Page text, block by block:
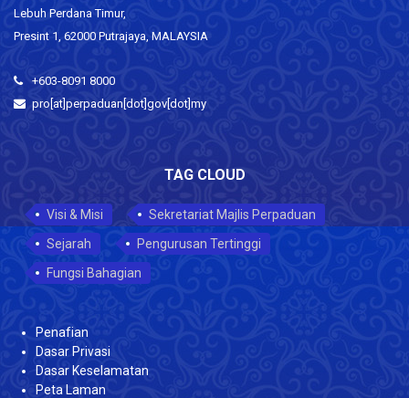
Lebuh Perdana Timur,
Presint 1, 62000 Putrajaya, MALAYSIA
+603-8091 8000
pro[at]perpaduan[dot]gov[dot]my
TAG CLOUD
Visi & Misi
Sekretariat Majlis Perpaduan
Sejarah
Pengurusan Tertinggi
Fungsi Bahagian
Penafian
Dasar Privasi
Dasar Keselamatan
Peta Laman